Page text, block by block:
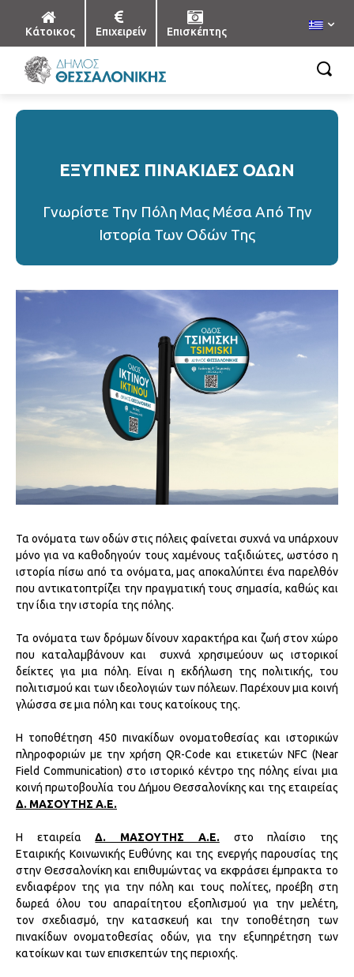
Κάτοικος Επιχειρείν Επισκέπτης
ΕΞΥΠΝΕΣ ΠΙΝΑΚΙΔΕΣ ΟΔΩΝ
Γνωρίστε Την Πόλη Μας Μέσα Από Την
Ιστορία Των Οδών Της
Τα ονόματα των οδών στις πόλεις φαίνεται συχνά να υπάρχουν
μόνο για να καθοδηγούν τους χαμένους ταξιδιώτες, ωστόσο η
ιστορία πίσω από τα ονόματα, μας αποκαλύπτει ένα παρελθόν
που αντικατοπτρίζει την πραγματική τους σημασία, καθώς και
την ίδια την ιστορία της πόλης.
Τα ονόματα των δρόμων δίνουν χαρακτήρα και ζωή στον χώρο
που καταλαμβάνουν και συχνά χρησιμεύουν ως ιστορικοί
δείκτες για μια πόλη. Είναι η εκδήλωση της πολιτικής, του
πολιτισμού και των ιδεολογιών των πόλεων. Παρέχουν μια κοινή
γλώσσα σε μια πόλη και τους κατοίκους της.
Η τοποθέτηση 450 πινακίδων ονοματοθεσίας και ιστορικών
πληροφοριών με την χρήση QR-Code και ετικετών NFC (Near
Field Communication) στο ιστορικό κέντρο της πόλης είναι μια
κοινή πρωτοβουλία του Δήμου Θεσσαλονίκης και της εταιρείας
Δ. ΜΑΣΟΥΤΗΣ Α.Ε.
Η εταιρείαΔ. ΜΑΣΟΥΤΗΣ Α.Ε. στο πλαίσιο της
Εταιρικής Κοινωνικής Ευθύνης και της ενεργής παρουσίας της
στην Θεσσαλονίκη και επιθυμώντας να εκφράσει έμπρακτα το
ενδιαφέρον της για την πόλη και τους πολίτες, προέβη στη
δωρεά όλου του απαραίτητου εξοπλισμού για την μελέτη,
τον σχεδιασμό, την κατασκευή και την τοποθέτηση των
πινακίδων ονοματοθεσίας οδών, για την εξυπηρέτηση των
κατοίκων και των επισκεπτών της περιοχής.